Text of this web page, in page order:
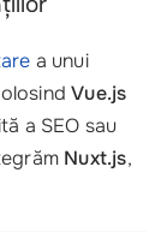
a unui
Vue.js
a SEO sau
Nuxt.js,